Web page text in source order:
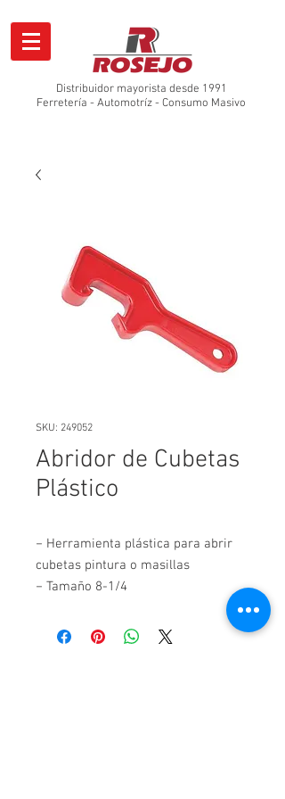
Distribuidor mayorista desde 1991
Ferretería - Automotríz - Consumo Masivo
SKU: 249052
Abridor de Cubetas
Plástico
− Herramienta plástica para abrir
cubetas pintura o masillas
− Tamaño 8-1/4